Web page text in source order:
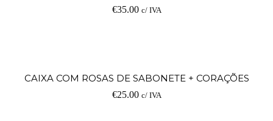
€35.00 c/ IVA
CAIXA COM ROSAS DE SABONETE + CORAÇÕES
€25.00 c/ IVA